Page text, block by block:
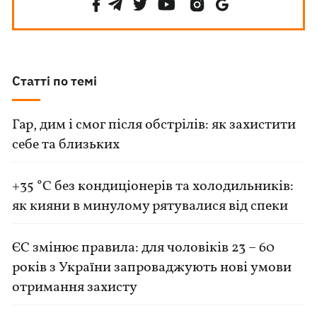
Статті по темі
Гар, дим і смог після обстрілів: як захистити
себе та близьких
+35 °C без кондиціонерів та холодильників:
як кияни в минулому рятувалися від спеки
ЄС змінює правила: для чоловіків 23 – 60
років з України запроваджують нові умови
отримання захисту